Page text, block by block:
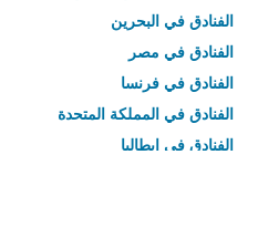
الفنادق في البحرين
الفنادق في مصر
الفنادق في فرنسا
الفنادق في المملكة المتحدة
الفنادق في إيطاليا